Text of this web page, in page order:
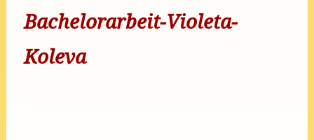
Bachelorarbeit-Violeta-
Koleva